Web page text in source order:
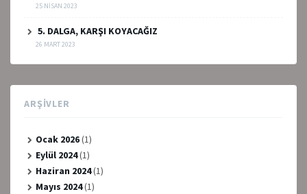
25 NISAN 2023
5. DALGA, KARŞI KOYACAĞIZ
26 MART 2023
ARŞIVLER
Ocak 2026(1)
Eylül 2024(1)
Haziran 2024(1)
Mayıs 2024(1)